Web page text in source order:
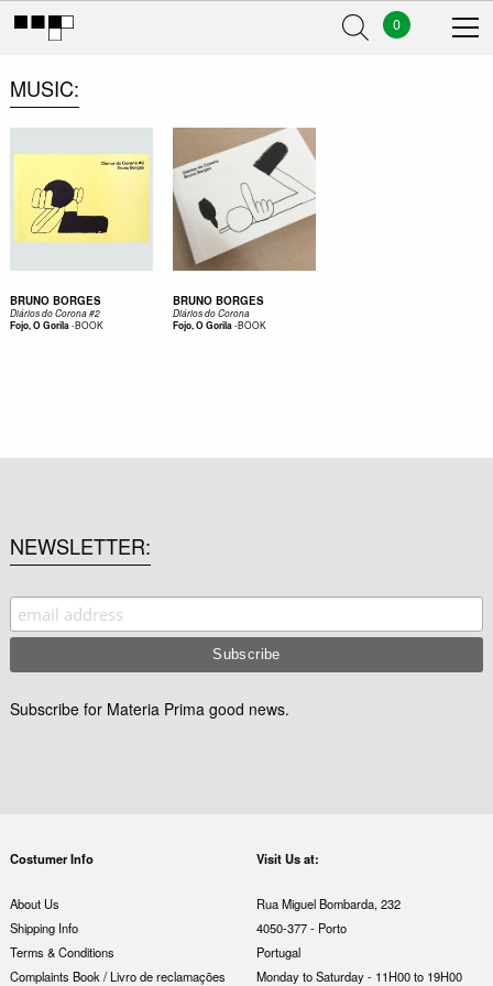
0
MUSIC
BRUNO BORGES
Diários do Corona #2
Fojo, O Gorila-BOOK
BRUNO BORGES
Diários do Corona
Fojo, O Gorila-BOOK
NEWSLETTER
Subscribe for Materia Prima good news.
Costumer Info
About Us
Shipping Info
Terms & Conditions
Complaints Book / Livro de reclamações
Visit Us at:
Rua Miguel Bombarda, 232
4050-377 - Porto
Portugal
Monday to Saturday - 11H00 to 19H00